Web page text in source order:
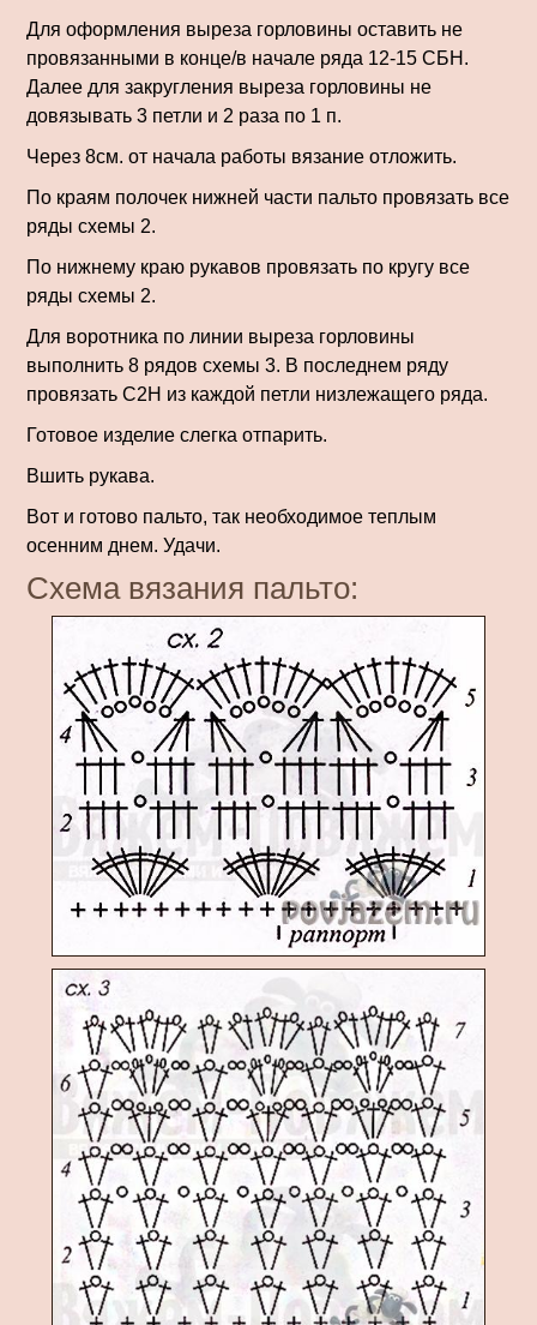
Для оформления выреза горловины оставить не
провязанными в конце/в начале ряда 12-15 СБН.
Далее для закругления выреза горловины не
довязывать 3 петли и 2 раза по 1 п.
Через 8см. от начала работы вязание отложить.
По краям полочек нижней части пальто провязать все
ряды схемы 2.
По нижнему краю рукавов провязать по кругу все
ряды схемы 2.
Для воротника по линии выреза горловины
выполнить 8 рядов схемы 3. В последнем ряду
провязать С2Н из каждой петли низлежащего ряда.
Готовое изделие слегка отпарить.
Вшить рукава.
Вот и готово пальто, так необходимое теплым
осенним днем. Удачи.
Схема вязания пальто: